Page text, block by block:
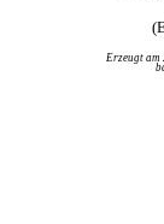
Erzeugt am